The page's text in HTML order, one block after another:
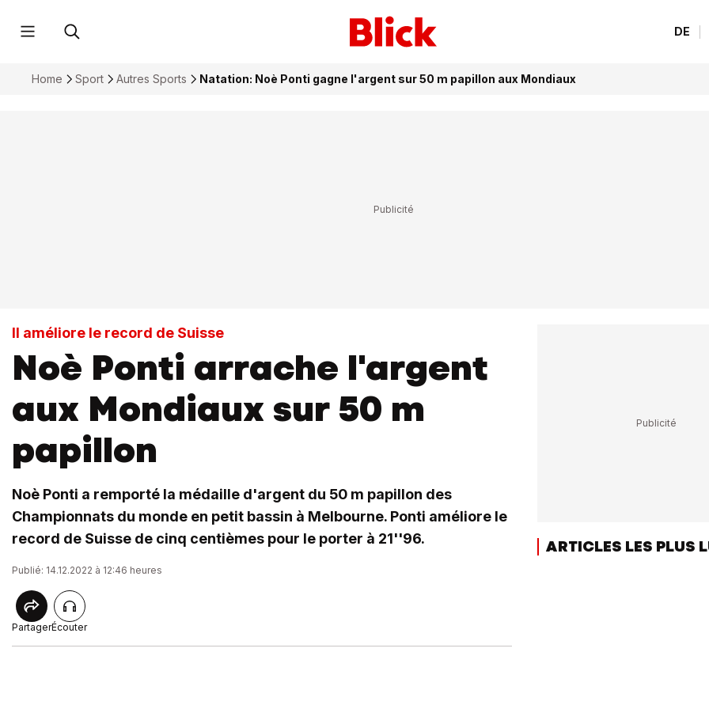
DE
Home Sport Autres Sports Natation: Noè Ponti gagne l'argent sur 50 m papillon aux Mondiaux
Il améliore le record de Suisse
Noè Ponti arrache l'argent
aux Mondiaux sur 50 m
papillon
Noè Ponti a remporté la médaille d'argent du 50 m papillon des
Championnats du monde en petit bassin à Melbourne. Ponti améliore le
record de Suisse de cinq centièmes pour le porter à 21''96.
Publié: 14.12.2022 à 12:46 heures
PartagerÉcouter
ARTICLES LES PLUS